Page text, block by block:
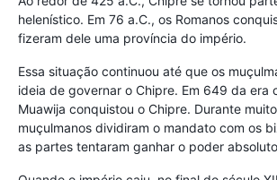
helenístico. Em 76 a.C., os Romanos
fizeram dele uma província do império.
Essa situação continuou até que os
ideia de governar o Chipre. Em 649 da era
Muawija conquistou o Chipre. Durante
muçulmanos dividiram o mandato com os
as partes tentaram ganhar o poder